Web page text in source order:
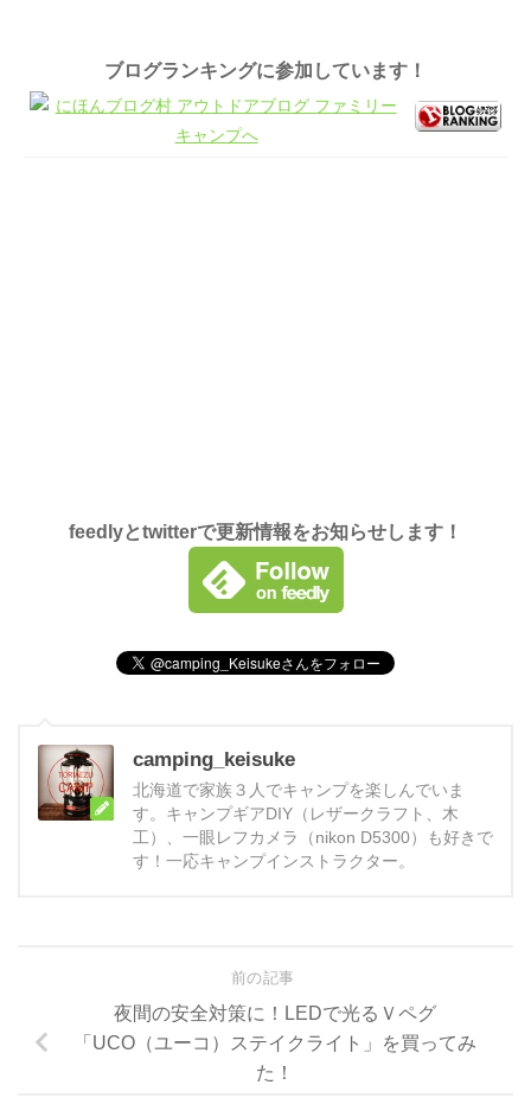
ブログランキングに参加しています！
feedlyとtwitterで更新情報をお知らせします！
camping_keisuke
北海道で家族３人でキャンプを楽しんでいま
す。キャンプギアDIY（レザークラフト、木
工）、一眼レフカメラ（nikon D5300）も好きで
す！一応キャンプインストラクター。
前の記事
夜間の安全対策に！LEDで光るＶペグ
「UCO（ユーコ）ステイクライト」を買ってみ
た！